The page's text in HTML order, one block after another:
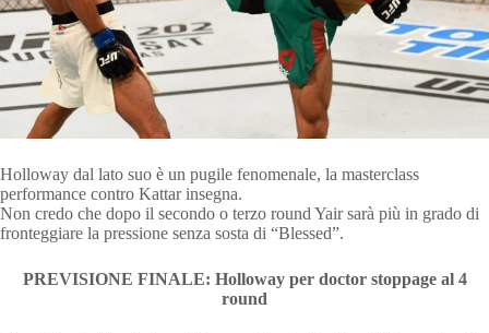
Holloway dal lato suo è un pugile fenomenale, la masterclass
performance contro Kattar insegna.
Non credo che dopo il secondo o terzo round Yair sarà più in grado di
fronteggiare la pressione senza sosta di “Blessed”.
PREVISIONE FINALE: Holloway per doctor stoppage al 4
round